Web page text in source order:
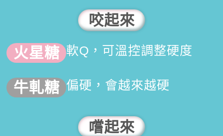
咬起來
軟Q，可溫控調整硬度
偏硬，會越來越硬
嚐起來